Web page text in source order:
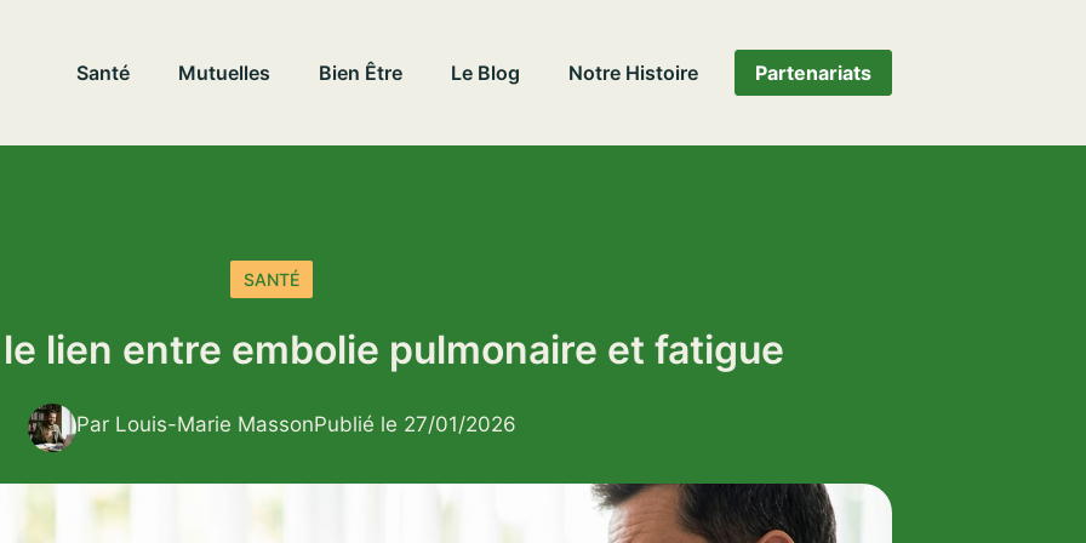
Santé Mutuelles Bien Être Le Blog Notre Histoire Partenariats
SANTÉ
lien entre embolie pulmonaire et fatigue
Par Louis-Marie MassonPublié le 27/01/2026